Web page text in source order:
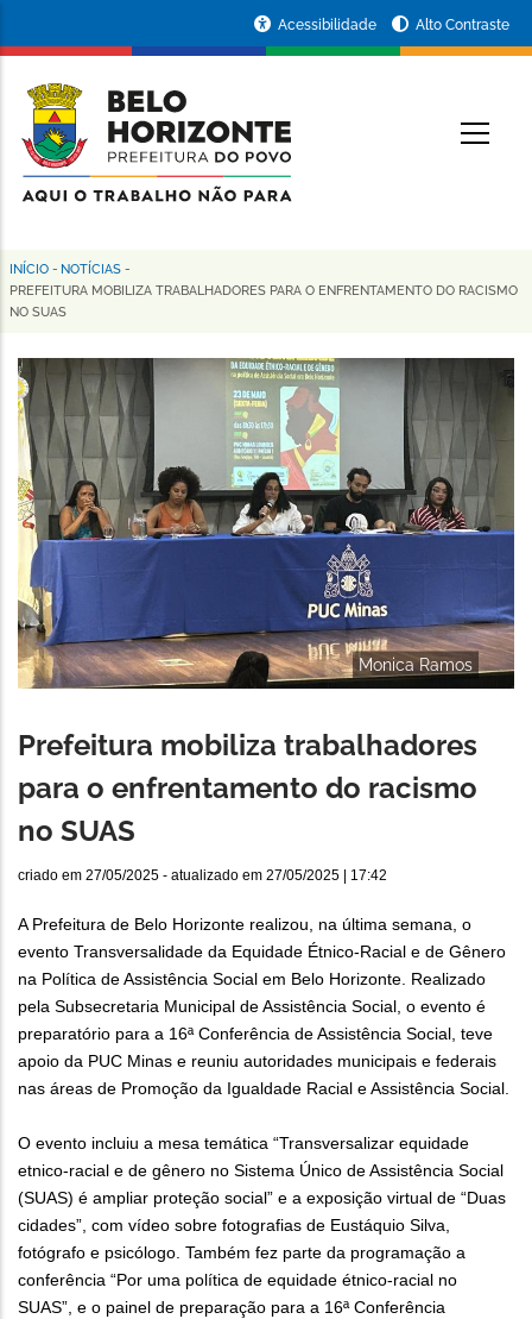
conteúdo
principal
da
Prefeitura
de
Horizonte
Acessibilidade Alto Contraste
Trilha
de
navegação
INÍCIO - NOTÍCIAS -
PREFEITURA MOBILIZA TRABALHADORES PARA O ENFRENTAMENTO DO RACISMO
NO SUAS
Monica Ramos
Prefeitura mobiliza trabalhadores
para o enfrentamento do racismo
no SUAS
criado em 27/05/2025 - atualizado em 27/05/2025 | 17:42
A Prefeitura de Belo Horizonte realizou, na última semana, o
evento Transversalidade da Equidade Étnico-Racial e de Gênero
na Política de Assistência Social em Belo Horizonte. Realizado
pela Subsecretaria Municipal de Assistência Social, o evento é
preparatório para a 16ª Conferência de Assistência Social, teve
apoio da PUC Minas e reuniu autoridades municipais e federais
nas áreas de Promoção da Igualdade Racial e Assistência Social.
O evento incluiu a mesa temática “Transversalizar equidade
etnico-racial e de gênero no Sistema Único de Assistência Social
(SUAS) é ampliar proteção social” e a exposição virtual de “Duas
cidades”, com vídeo sobre fotografias de Eustáquio Silva,
fotógrafo e psicólogo. Também fez parte da programação a
conferência “Por uma política de equidade étnico-racial no
SUAS”, e o painel de preparação para a 16ª Conferência